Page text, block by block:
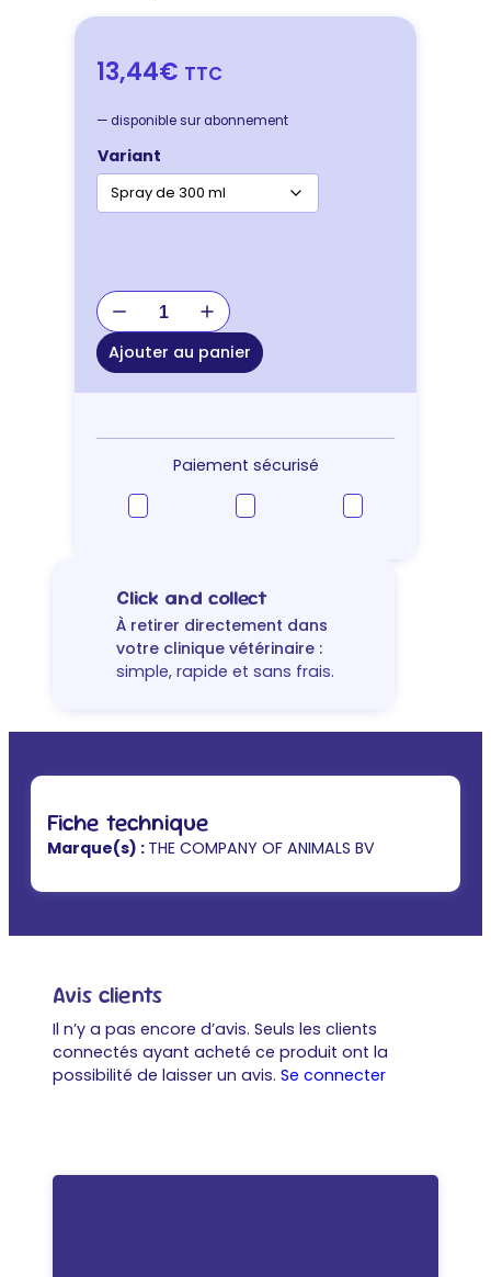
13,44€ TTC
— disponible sur abonnement
Variant
quantité
de
Spray
chien
Pet
Ditch
Désodorisant
Ajouter au panier
Paiement sécurisé
Click and collect
À retirer directement dans
votre clinique vétérinaire :
simple, rapide et sans frais.
Fiche technique
Marque(s) : THE COMPANY OF ANIMALS BV
Avis clients
Il n’y a pas encore d’avis. Seuls les clients
connectés ayant acheté ce produit ont la
possibilité de laisser un avis. Se connecter